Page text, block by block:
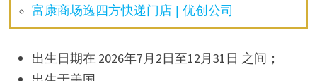
富康商场逸四方快递门店 | 优创公司
出生日期在 2026年7月2日至12月31日 之间；